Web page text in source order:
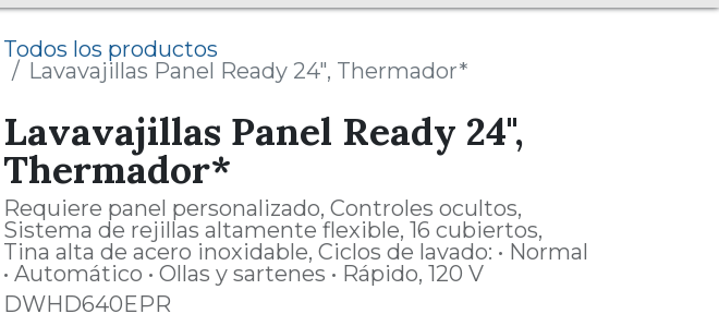
Todos los productos
Lavavajillas Panel Ready 24", Thermador*
Lavavajillas Panel Ready 24",
Thermador*
Requiere panel personalizado, Controles ocultos,
Sistema de rejillas altamente flexible, 16 cubiertos,
Tina alta de acero inoxidable, Ciclos de lavado: • Normal
• Automático • Ollas y sartenes • Rápido, 120 V
DWHD640EPR